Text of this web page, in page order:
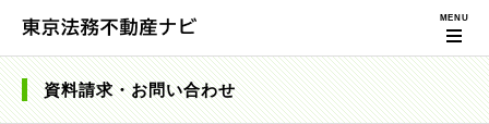
資料請求・お問い合わせ